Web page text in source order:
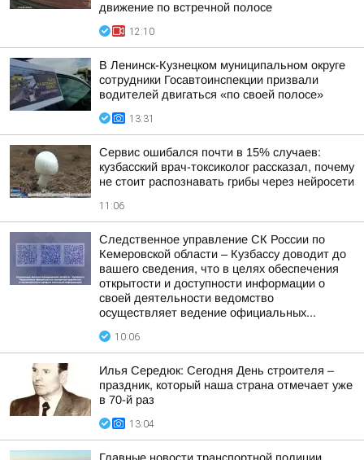
движение по встречной полосе
12:10
В Ленинск-Кузнецком муниципальном округе
сотрудники Госавтоинспекции призвали
водителей двигаться «по своей полосе»
13:31
Сервис ошибался почти в 15% случаев:
кузбасский врач-токсиколог рассказал, почему
не стоит распознавать грибы через нейросети
11:06
Следственное управление СК России по
Кемеровской области – Кузбассу доводит до
вашего сведения, что в целях обеспечения
открытости и доступности информации о
своей деятельности ведомство
осуществляет ведение официальных...
10:06
Илья Середюк: Сегодня День строителя –
праздник, который наша страна отмечает уже
в 70-й раз
13:04